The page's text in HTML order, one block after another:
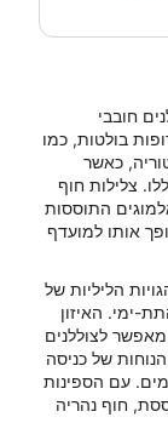
חובבי
בולטות, כמו
כאשר
צלילות חוף
התוססות
אותו למועדף
הליליות של
ימי. האיזון
מאפשר לצוללנים
של כניסה
עם הספינות
חוף נהריה